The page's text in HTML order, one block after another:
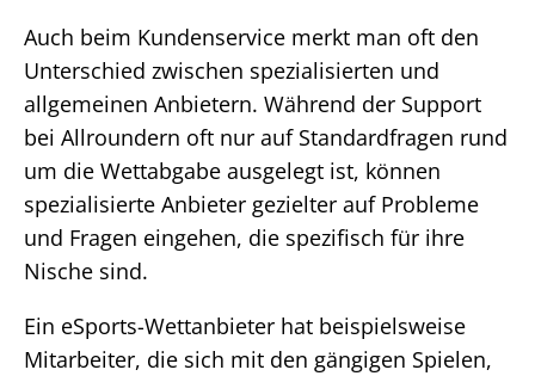
Auch beim Kundenservice merkt man oft den
Unterschied zwischen spezialisierten und
allgemeinen Anbietern. Während der Support
bei Allroundern oft nur auf Standardfragen rund
um die Wettabgabe ausgelegt ist, können
spezialisierte Anbieter gezielter auf Probleme
und Fragen eingehen, die spezifisch für ihre
Nische sind.
Ein eSports-Wettanbieter hat beispielsweise
Mitarbeiter, die sich mit den gängigen Spielen,